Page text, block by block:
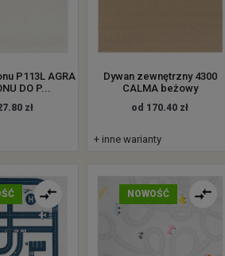
P113L AGRA
DO P...
zł
Dywan zewnętrzny 4300
CALMA beżowy
od 170.40 zł
+ inne warianty
NOWOŚĆ